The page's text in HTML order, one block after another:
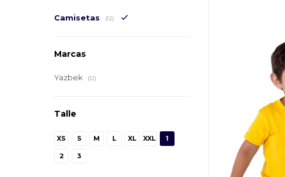
Camisetas (12)
Marcas
Yazbek (12)
Talle
XS S M L XL XXL 1
2 3